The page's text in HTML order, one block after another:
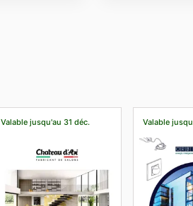
Valable jusqu'au 31 déc. Valable